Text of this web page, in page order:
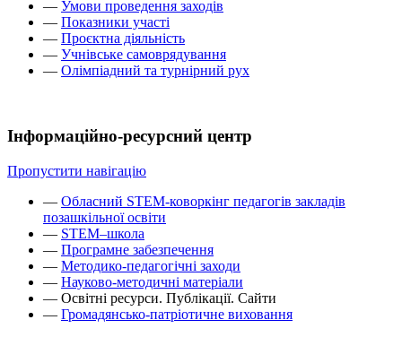
— Умови проведення заходів
— Показники участі
— Проєктна діяльність
— Учнівське самоврядування
— Олімпіадний та турнірний рух
Інформаційно-ресурсний центр
Пропустити навігацію
— Обласний STEM-коворкінг педагогів закладів
позашкільної освіти
— STEM–школа
— Програмне забезпечення
— Методико-педагогічні заходи
— Науково-методичні матеріали
— Освітні ресурси. Публікації. Сайти
— Громадянсько-патріотичне виховання